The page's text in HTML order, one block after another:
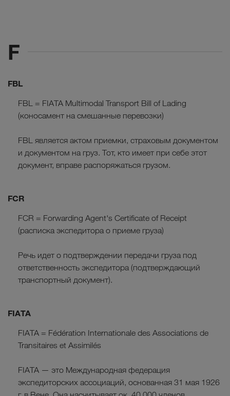
F
FBL
FBL = FIATA Multimodal Transport Bill of Lading
(коносамент на смешанные перевозки)
FBL является актом приемки, страховым документом
и документом на груз. Тот, кто имеет при себе этот
документ, вправе распоряжаться грузом.
FCR
FCR = Forwarding Agent's Certificate of Receipt
(расписка экспедитора о приеме груза)
Речь идет о подтверждении передачи груза под
ответственность экспедитора (подтверждающий
транспортный документ).
FIATA
FIATA = Fédération Internationale des Associations de
Transitaires et Assimilés
FIATA — это Международная федерация
экспедиторских ассоциаций, основанная 31 мая 1926